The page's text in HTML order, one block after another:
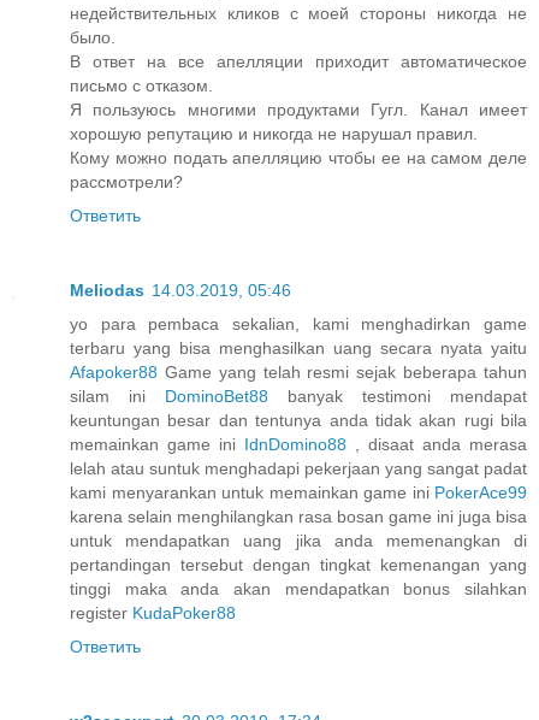
недействительных кликов с моей стороны никогда не
было.
В ответ на все апелляции приходит автоматическое
письмо с отказом.
Я пользуюсь многими продуктами Гугл. Канал имеет
хорошую репутацию и никогда не нарушал правил.
Кому можно подать апелляцию чтобы ее на самом деле
рассмотрели?
Ответить
Meliodas 14.03.2019, 05:46
yo para pembaca sekalian, kami menghadirkan game
terbaru yang bisa menghasilkan uang secara nyata yaitu
Afapoker88 Game yang telah resmi sejak beberapa tahun
silam ini DominoBet88 banyak testimoni mendapat
keuntungan besar dan tentunya anda tidak akan rugi bila
memainkan game ini IdnDomino88 , disaat anda merasa
lelah atau suntuk menghadapi pekerjaan yang sangat padat
kami menyarankan untuk memainkan game ini PokerAce99
karena selain menghilangkan rasa bosan game ini juga bisa
untuk mendapatkan uang jika anda memenangkan di
pertandingan tersebut dengan tingkat kemenangan yang
tinggi maka anda akan mendapatkan bonus silahkan
register KudaPoker88
Ответить